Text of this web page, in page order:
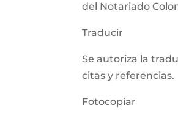
del Notariado
Traducir
Se autoriza la
citas y referencias.
Fotocopiar